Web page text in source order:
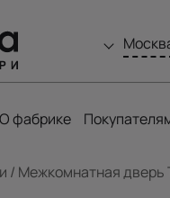
О фабрике
/ Межкомнатная дверь